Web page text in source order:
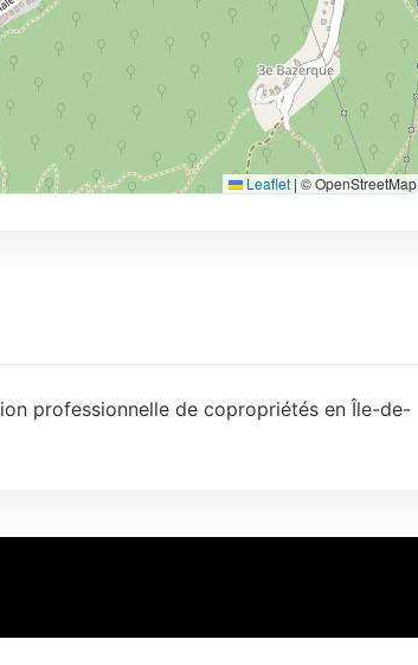
Leaflet | © OpenStreetMap
professionnelle de copropriétés en Île-de-